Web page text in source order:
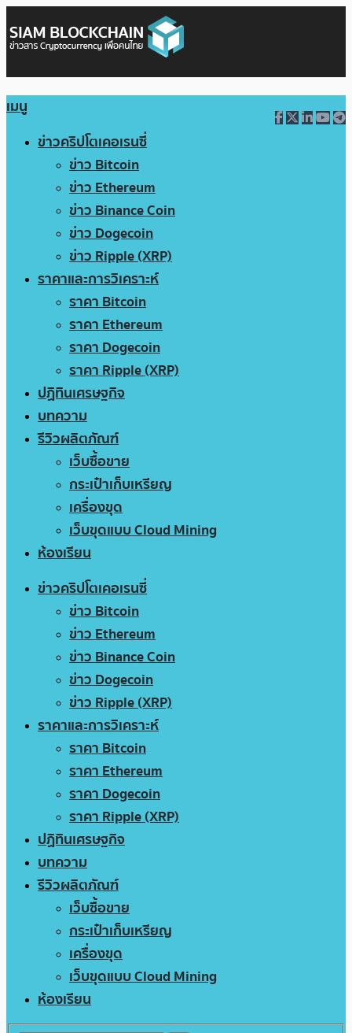
เมนู
ข่าวคริปโตเคอเรนซี่
ข่าว Bitcoin
ข่าว Ethereum
ข่าว Binance Coin
ข่าว Dogecoin
ข่าว Ripple (XRP)
ราคาและการวิเคราะห์
ราคา Bitcoin
ราคา Ethereum
ราคา Dogecoin
ราคา Ripple (XRP)
ปฏิทินเศรษฐกิจ
บทความ
รีวิวผลิตภัณฑ์
เว็บซื้อขาย
กระเป๋าเก็บเหรียญ
เครื่องขุด
เว็บขุดแบบ Cloud Mining
ห้องเรียน
ข่าวคริปโตเคอเรนซี่
ข่าว Bitcoin
ข่าว Ethereum
ข่าว Binance Coin
ข่าว Dogecoin
ข่าว Ripple (XRP)
ราคาและการวิเคราะห์
ราคา Bitcoin
ราคา Ethereum
ราคา Dogecoin
ราคา Ripple (XRP)
ปฏิทินเศรษฐกิจ
บทความ
รีวิวผลิตภัณฑ์
เว็บซื้อขาย
กระเป๋าเก็บเหรียญ
เครื่องขุด
เว็บขุดแบบ Cloud Mining
ห้องเรียน